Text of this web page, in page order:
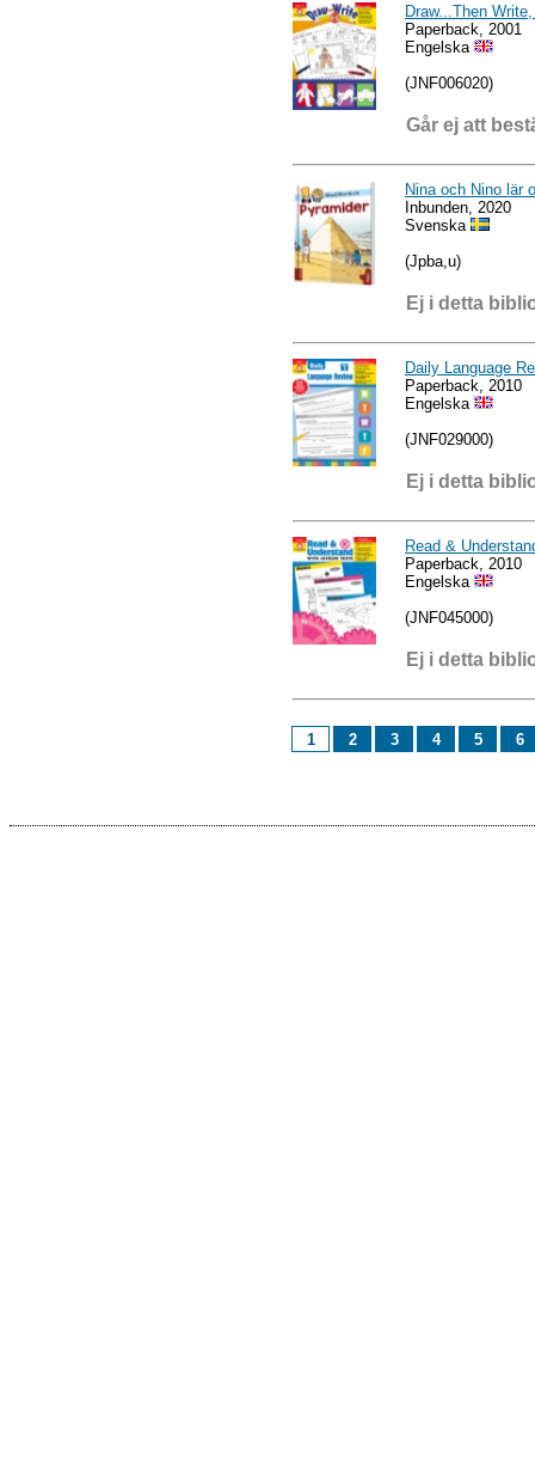
Draw...Then
Paperback, 2001
Engelska
(JNF006020)
Går ej att
Nina och Nino lär
Inbunden, 2020
Svenska
(Jpba,u)
Ej i detta
Daily Language
Paperback, 2010
Engelska
(JNF029000)
Ej i detta
Read &
Paperback, 2010
Engelska
(JNF045000)
Ej i detta
1 2 3 4 5 6